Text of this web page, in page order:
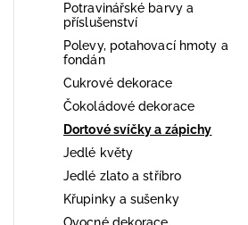
Potravinářské barvy a
příslušenství
Polevy, potahovací hmoty a
fondán
Cukrové dekorace
Čokoládové dekorace
Dortové svíčky a zápichy
Jedlé květy
Jedlé zlato a stříbro
Křupinky a sušenky